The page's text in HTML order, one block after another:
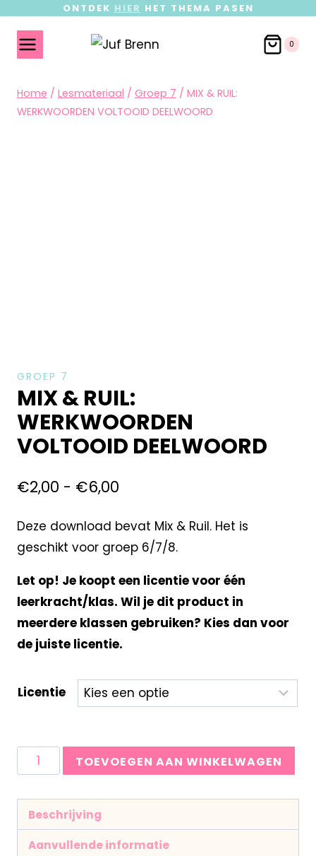
ONTDEK HIER HET THEMA PASEN
0
Home / Lesmateriaal / Groep 7 / MIX & RUIL:
WERKWOORDEN VOLTOOID DEELWOORD
GROEP 7
MIX & RUIL:
WERKWOORDEN
VOLTOOID DEELWOORD
€2,00 - €6,00
Deze download bevat Mix & Ruil. Het is
geschikt voor groep 6/7/8.
Let op! Je koopt een licentie voor één
leerkracht/klas. Wil je dit product in
meerdere klassen gebruiken? Kies dan voor
de juiste licentie.
Licentie
TOEVOEGEN AAN WINKELWAGEN
Beschrijving
Aanvullende informatie